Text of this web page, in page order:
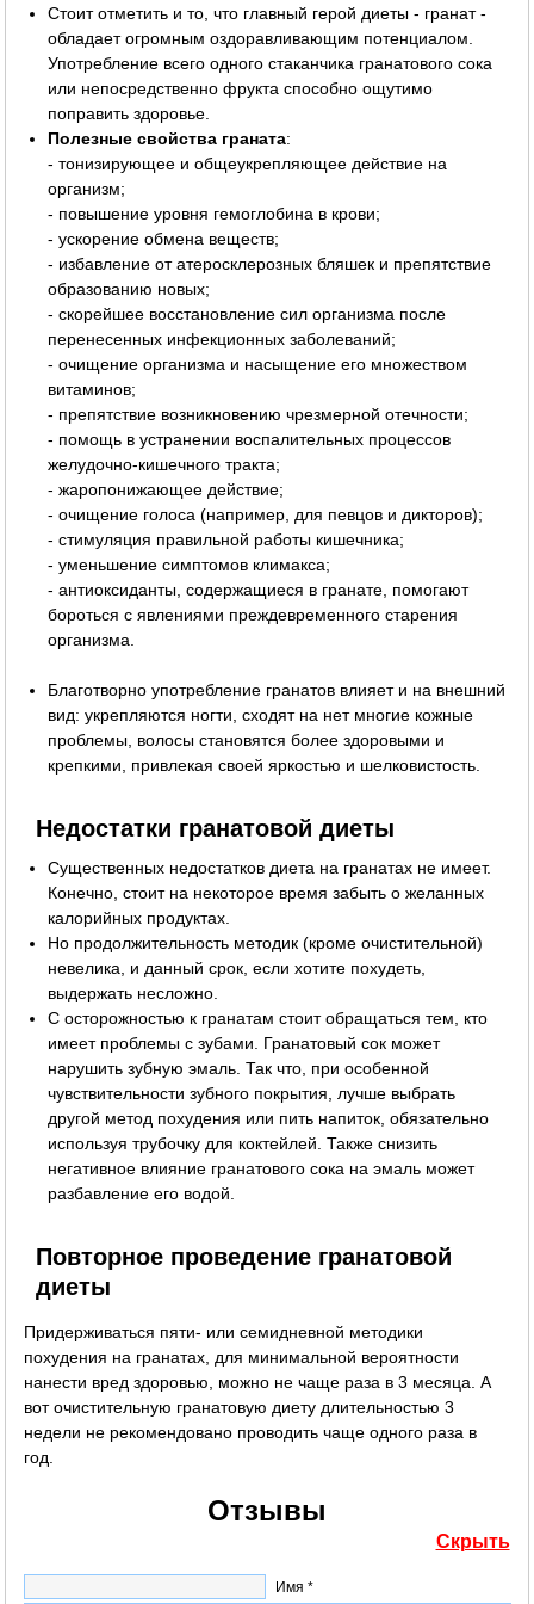
Стоит отметить и то, что главный герой диеты - гранат -
обладает огромным оздоравливающим потенциалом.
Употребление всего одного стаканчика гранатового сока
или непосредственно фрукта способно ощутимо
поправить здоровье.
Полезные свойства граната:
- тонизирующее и общеукрепляющее действие на
организм;
- повышение уровня гемоглобина в крови;
- ускорение обмена веществ;
- избавление от атеросклерозных бляшек и препятствие
образованию новых;
- скорейшее восстановление сил организма после
перенесенных инфекционных заболеваний;
- очищение организма и насыщение его множеством
витаминов;
- препятствие возникновению чрезмерной отечности;
- помощь в устранении воспалительных процессов
желудочно-кишечного тракта;
- жаропонижающее действие;
- очищение голоса (например, для певцов и дикторов);
- стимуляция правильной работы кишечника;
- уменьшение симптомов климакса;
- антиоксиданты, содержащиеся в гранате, помогают
бороться с явлениями преждевременного старения
организма.
Благотворно употребление гранатов влияет и на внешний
вид: укрепляются ногти, сходят на нет многие кожные
проблемы, волосы становятся более здоровыми и
крепкими, привлекая своей яркостью и шелковистость.
Недостатки гранатовой диеты
Существенных недостатков диета на гранатах не имеет.
Конечно, стоит на некоторое время забыть о желанных
калорийных продуктах.
Но продолжительность методик (кроме очистительной)
невелика, и данный срок, если хотите похудеть,
выдержать несложно.
С осторожностью к гранатам стоит обращаться тем, кто
имеет проблемы с зубами. Гранатовый сок может
нарушить зубную эмаль. Так что, при особенной
чувствительности зубного покрытия, лучше выбрать
другой метод похудения или пить напиток, обязательно
используя трубочку для коктейлей. Также снизить
негативное влияние гранатового сока на эмаль может
разбавление его водой.
Повторное проведение гранатовой
диеты
Придерживаться пяти- или семидневной методики
похудения на гранатах, для минимальной вероятности
нанести вред здоровью, можно не чаще раза в 3 месяца. А
вот очистительную гранатовую диету длительностью 3
недели не рекомендовано проводить чаще одного раза в
год.
Отзывы
Скрыть
Имя *